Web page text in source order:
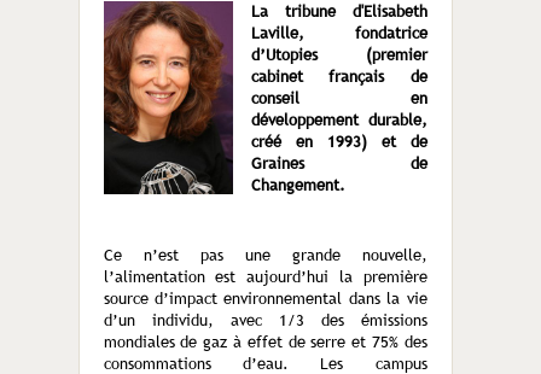
La tribune d'Elisabeth
Laville, fondatrice
d’Utopies (premier
cabinet français de
conseil en
développement durable,
créé en 1993) et de
Graines de
Changement.
Ce n’est pas une grande nouvelle,
l’alimentation est aujourd’hui la première
source d’impact environnemental dans la vie
d’un individu, avec 1/3 des émissions
mondiales de gaz à effet de serre et 75% des
consommations d’eau. Les campus